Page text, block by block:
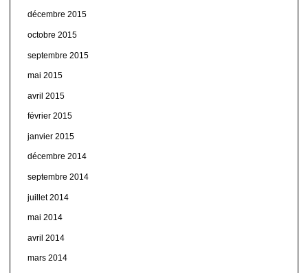
décembre 2015
octobre 2015
septembre 2015
mai 2015
avril 2015
février 2015
janvier 2015
décembre 2014
septembre 2014
juillet 2014
mai 2014
avril 2014
mars 2014